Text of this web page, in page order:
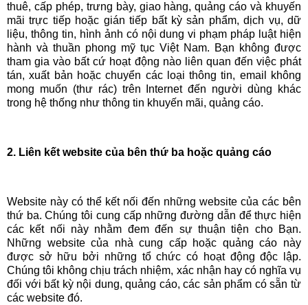
thuê, cấp phép, trưng bày, giao hàng, quảng cáo và khuyến
mãi trực tiếp hoặc gián tiếp bất kỳ sản phẩm, dịch vụ, dữ
liệu, thông tin, hình ảnh có nội dung vi phạm pháp luật hiện
hành và thuần phong mỹ tục Việt Nam. Bạn không được
tham gia vào bất cứ hoạt động nào liên quan đến việc phát
tán, xuất bản hoặc chuyển các loại thông tin, email không
mong muốn (thư rác) trên Internet đến người dùng khác
trong hệ thống như thông tin khuyến mãi, quảng cáo.
2. Liên kết website của bên thứ ba hoặc quảng cáo
Website này có thể kết nối đến những website của các bên
thứ ba. Chúng tôi cung cấp những đường dẫn để thực hiện
các kết nối này nhằm đem đến sự thuận tiện cho Bạn.
Những website của nhà cung cấp hoặc quảng cáo này
được sở hữu bởi những tổ chức có hoạt động độc lập.
Chúng tôi không chịu trách nhiệm, xác nhận hay có nghĩa vụ
đối với bất kỳ nội dung, quảng cáo, các sản phẩm có sẵn từ
các website đó.